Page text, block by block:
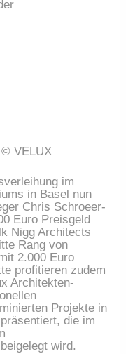
VELUX
im
in Basel nun
Chris Schroeer-
Euro Preisgeld
Nigg Architects
Rang von
2.000 Euro
profitieren zudem
Architekten-
Projekte in
die im
wird.